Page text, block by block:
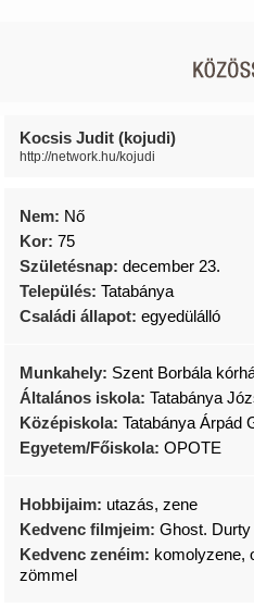
Kocsis Judit (kojudi)
http://network.hu/kojudi
Nem: Nő
Kor: 75
Születésnap: december 23.
Település: Tatabánya
Családi állapot: egyedülálló
Munkahely: Szent Borbála
Általános iskola: Tatabánya
Középiskola: Tatabánya Árpád
Egyetem/Főiskola: OPOTE
Hobbijaim: utazás, zene
Kedvenc filmjeim: Ghost. Durty
Kedvenc zenéim: komolyzene,
zömmel